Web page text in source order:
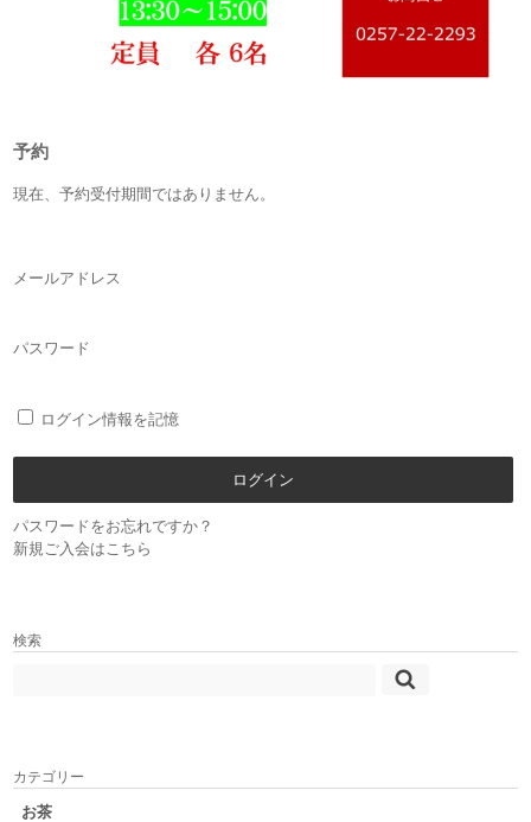
予約
現在、予約受付期間ではありません。
メールアドレス
パスワード
ログイン情報を記憶
パスワードをお忘れですか？
新規ご入会はこちら
検索
カテゴリー
お茶